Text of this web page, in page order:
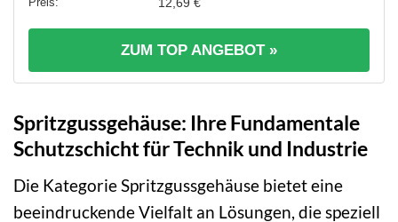
12,69 €
ZUM TOP ANGEBOT »
Spritzgussgehäuse: Ihre Fundamentale
Schutzschicht für Technik und Industrie
Die Kategorie Spritzgussgehäuse bietet eine
beeindruckende Vielfalt an Lösungen, die speziell